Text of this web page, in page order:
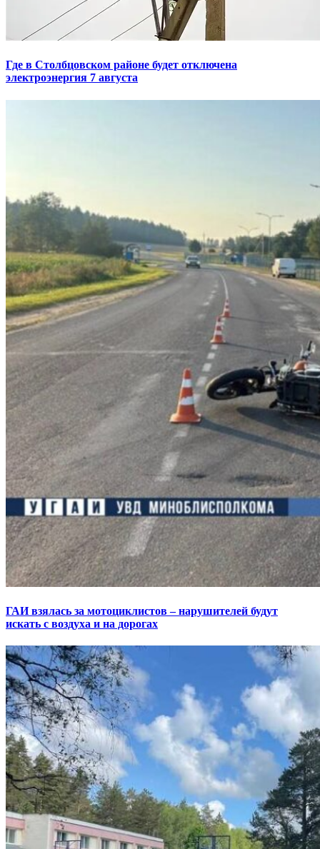
Где в Столбцовском районе будет отключена
электроэнергия 7 августа
ГАИ взялась за мотоциклистов – нарушителей будут
искать с воздуха и на дорогах